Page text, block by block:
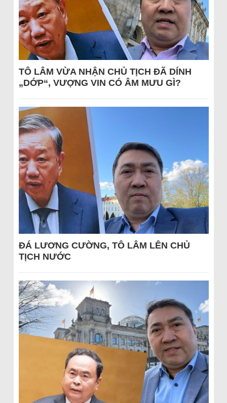
TÔ LÂM VỪA NHẬN CHỦ TỊCH ĐÃ DÍNH
„DỚP“, VƯỢNG VIN CÓ ÂM MƯU GÌ?
ĐÁ LƯƠNG CƯỜNG, TÔ LÂM LÊN CHỦ
TỊCH NƯỚC